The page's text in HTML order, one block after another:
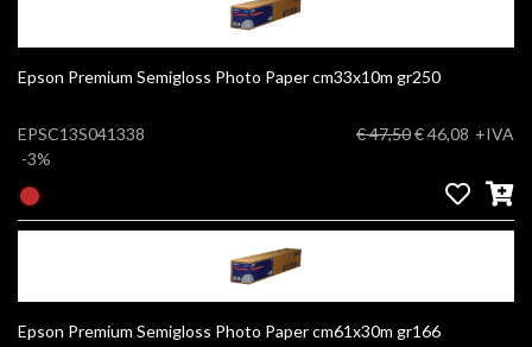
Epson Premium Semigloss Photo Paper cm33x10m gr250
EPSC13S041338
-3%
€ 47,50€ 46,08 +IVA
Epson Premium Semigloss Photo Paper cm61x30m gr166